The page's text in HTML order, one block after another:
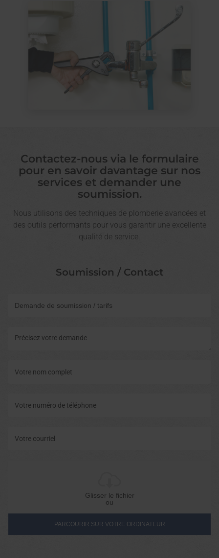
Contactez-nous via le formulaire
pour en savoir davantage sur nos
services et demander une
soumission.
Nous utilisons des techniques de plomberie avancées et
des outils performants pour vous garantir une excellente
qualité de service.
Soumission / Contact
Glisser le fichier
ou
PARCOURIR SUR VOTRE ORDINATEUR